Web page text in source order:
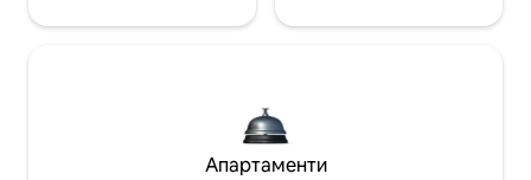
Апартаменти